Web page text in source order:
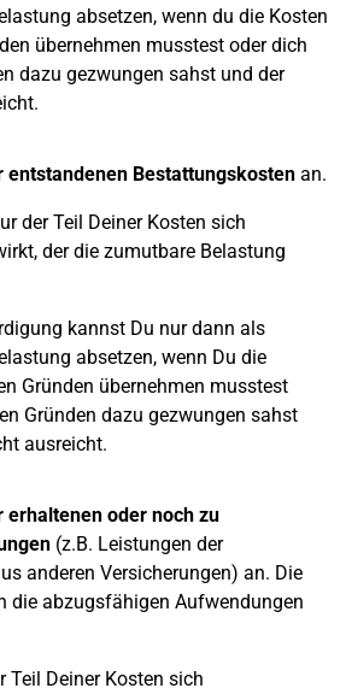
absetzen, wenn du die Kosten
übernehmen musstest oder dich
dazu gezwungen sahst und der
entstandenen Bestattungskosten an.
der Teil Deiner Kosten sich
der die zumutbare Belastung
kannst Du nur dann als
absetzen, wenn Du die
Gründen übernehmen musstest
Gründen dazu gezwungen sahst
ausreicht.
erhaltenen oder noch zu
(z.B. Leistungen der
anderen Versicherungen) an. Die
die abzugsfähigen Aufwendungen
Teil Deiner Kosten sich